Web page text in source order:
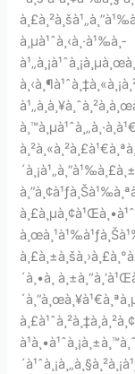
à¸µà¹ˆà¸‹à¸·à¹‰à¸­
´à¸•à¸